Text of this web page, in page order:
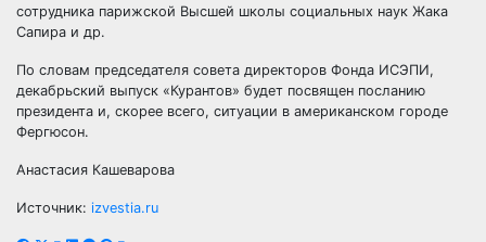
сотрудника парижской Высшей школы социальных наук Жака
Сапира и др.
По словам председателя совета директоров Фонда ИСЭПИ,
декабрьский выпуск «Курантов» будет посвящен посланию
президента и, скорее всего, ситуации в американском городе
Фергюсон.
Анастасия Кашеварова
Источник: izvestia.ru